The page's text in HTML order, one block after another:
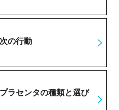
の行動
ラセンタの種類と選び